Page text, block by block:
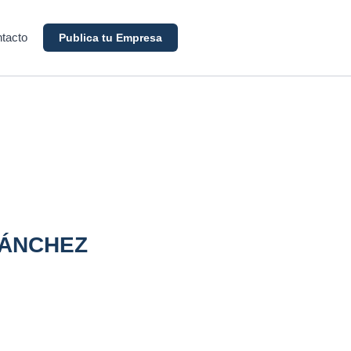
Publica tu Empresa